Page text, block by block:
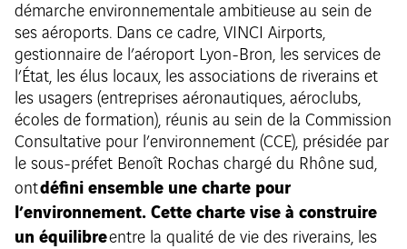
démarche environnementale ambitieuse au sein de
ses aéroports. Dans ce cadre, VINCI Airports,
gestionnaire de l’aéroport Lyon-Bron, les services de
l’État, les élus locaux, les associations de riverains et
les usagers (entreprises aéronautiques, aéroclubs,
écoles de formation), réunis au sein de la Commission
Consultative pour l’environnement (CCE), présidée par
le sous-préfet Benoît Rochas chargé du Rhône sud,
ontdéfini ensemble une charte pour
l’environnement. Cette charte vise à construire
un équilibreentre la qualité de vie des riverains, les